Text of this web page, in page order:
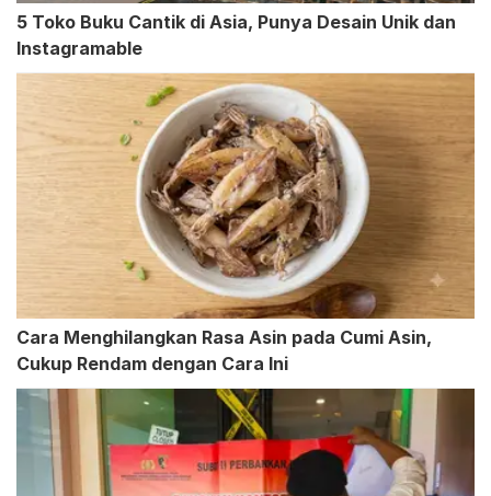
5 Toko Buku Cantik di Asia, Punya Desain Unik dan
Instagramable
Cara Menghilangkan Rasa Asin pada Cumi Asin,
Cukup Rendam dengan Cara Ini